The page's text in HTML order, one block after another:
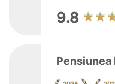
9.8
Pensiunea